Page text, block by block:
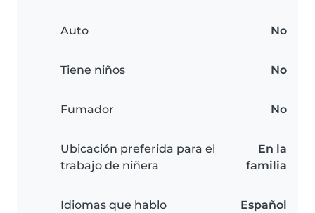
Auto No
Tiene niños No
Fumador No
Ubicación preferida para el
trabajo de niñera
En la
familia
Idiomas que hablo Español